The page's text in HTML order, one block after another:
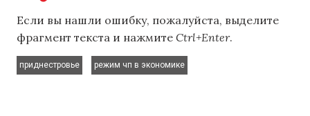
Если вы нашли ошибку, пожалуйста, выделите
фрагмент текста и нажмите Ctrl+Enter.
приднестровье
режим чп в экономике